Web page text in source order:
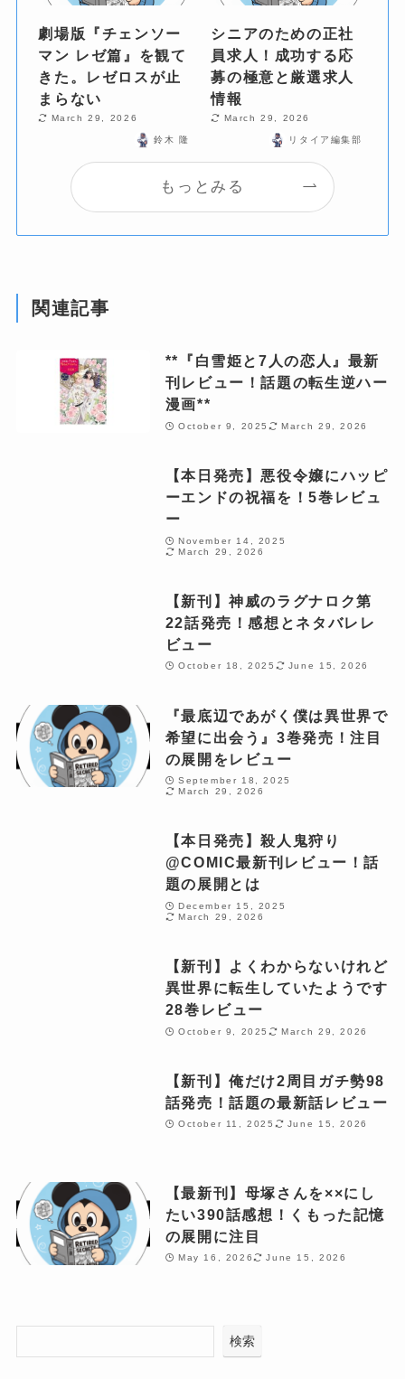
劇場版『チェンソー
マン レゼ篇』を観て
きた。レゼロスが止
まらない
March 29, 2026
鈴木 隆
シニアのための正社
員求人！成功する応
募の極意と厳選求人
情報
March 29, 2026
リタイア編集部
もっとみる
関連記事
**『白雪姫と7人の恋人』最新
刊レビュー！話題の転生逆ハー
漫画**
October 9, 2025 March 29, 2026
【本日発売】悪役令嬢にハッピ
ーエンドの祝福を！5巻レビュ
ー
November 14, 2025
March 29, 2026
【新刊】神威のラグナロク第
22話発売！感想とネタバレレ
ビュー
October 18, 2025 June 15, 2026
『最底辺であがく僕は異世界で
希望に出会う』3巻発売！注目
の展開をレビュー
September 18, 2025
March 29, 2026
【本日発売】殺人鬼狩り
@COMIC最新刊レビュー！話
題の展開とは
December 15, 2025
March 29, 2026
【新刊】よくわからないけれど
異世界に転生していたようです
28巻レビュー
October 9, 2025 March 29, 2026
【新刊】俺だけ2周目ガチ勢98
話発売！話題の最新話レビュー
October 11, 2025 June 15, 2026
【最新刊】母塚さんを××にし
たい390話感想！くもった記憶
の展開に注目
May 16, 2026 June 15, 2026
検索